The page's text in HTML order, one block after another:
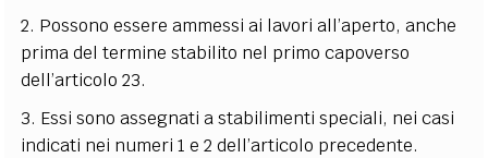
2. Possono essere ammessi ai lavori all’aperto, anche
prima del termine stabilito nel primo capoverso
dell’articolo 23.
3. Essi sono assegnati a stabilimenti speciali, nei casi
indicati nei numeri 1 e 2 dell’articolo precedente.